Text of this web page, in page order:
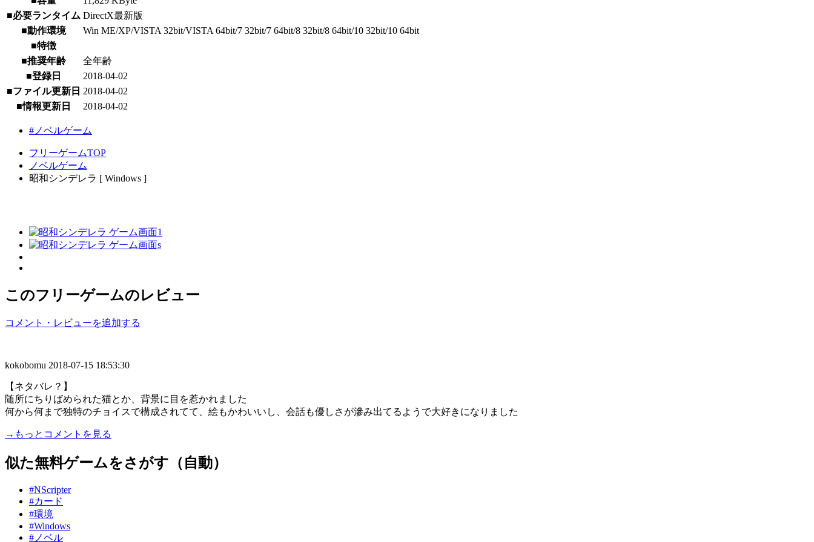
■必要ランタイム DirectX最新版
■動作環境
Win ME/XP/VISTA 32bit/VISTA 64bit/7 32bit/7 64bit/8 32bit/8 64bit/10 32bit/10 64bit
■特徴
■推奨年齢
全年齢
■登録日
2018-04-02
■ファイル更新日 2018-04-02
■情報更新日
2018-04-02
#ノベルゲーム
フリーゲームTOP
ノベルゲーム
昭和シンデレラ [ Windows ]
このフリーゲームのレビュー
コメント・レビューを追加する
kokobomu 2018-07-15 18:53:30
【ネタバレ？】
随所にちりばめられた猫とか、背景に目を惹かれました
何から何まで独特のチョイスで構成されてて、絵もかわいいし、会話も優しさが滲み出てるようで大好きになりました
→もっとコメントを見る
似た無料ゲームをさがす（自動）
#NScripter
#カード
#環境
#Windows
#ノベル